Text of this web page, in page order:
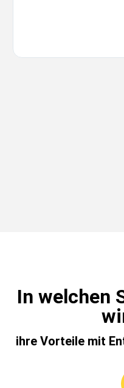
In welchen
ihre Vorteile mit